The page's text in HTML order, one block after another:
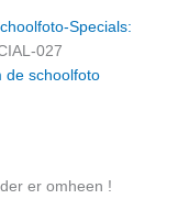
Specials:
027
de schoolfoto
er omheen !